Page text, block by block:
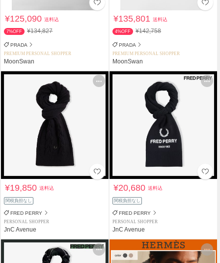
¥125,090送料込
7%OFF ¥134,827
PRADA
PREMIUM PERSONAL SHOPPER
MoonSwan
¥135,801送料込
4%OFF ¥142,758
PRADA
PREMIUM PERSONAL SHOPPER
MoonSwan
¥19,850送料込
関税負担なし
FRED PERRY
PERSONAL SHOPPER
JnC Avenue
¥20,680送料込
関税負担なし
FRED PERRY
PERSONAL SHOPPER
JnC Avenue